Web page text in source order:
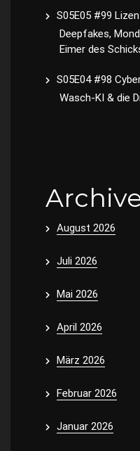
S05E05 #99
Deepfakes,
Eimer des
S05E04 #98
Wasch-KI & die
August 2026
Juli 2026
Mai 2026
April 2026
März 2026
Februar 2026
Januar 2026